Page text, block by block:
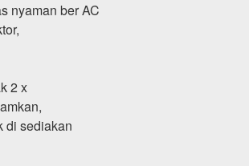
nyaman ber AC
2 x
di sediakan